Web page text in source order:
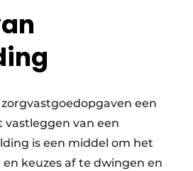
een
vastleggen van een
is een middel om het
keuzes af te dwingen en